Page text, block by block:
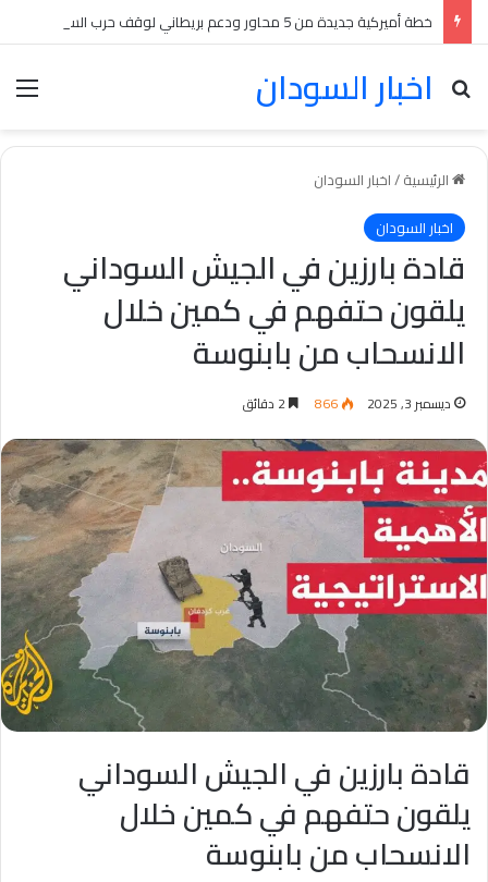
اخبار السودان
بحث عن
الرئيسية/اخبار السودان
اخبار السودان
قادة بارزين في الجيش السوداني
يلقون حتفهم في كمين خلال
الانسحاب من بابنوسة
ديسمبر 3, 2025 866
قادة بارزين في الجيش السوداني
يلقون حتفهم في كمين خلال
الانسحاب من بابنوسة